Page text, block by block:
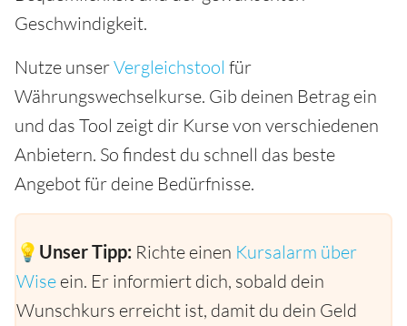
Geschwindigkeit.
Nutze unserVergleichstool für
Währungswechselkurse. Gib deinen Betrag ein
und das Tool zeigt dir Kurse von verschiedenen
Anbietern. So findest du schnell das beste
Angebot für deine Bedürfnisse.
💡Unser Tipp: Richte einen Kursalarm über
Wise ein. Er informiert dich, sobald dein
Wunschkurs erreicht ist, damit du dein Geld